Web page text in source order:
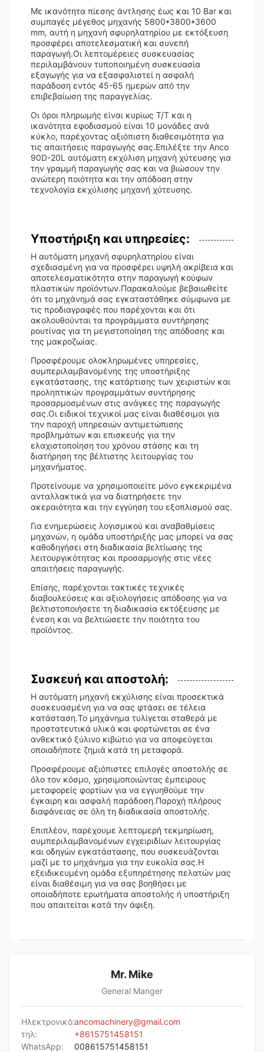
Με ικανότητα πίεσης άντλησης έως και 10 Bar και
συμπαγές μέγεθος μηχανής 5800*3800*3600
mm, αυτή η μηχανή σφυρηλατηρίου με εκτόξευση
προσφέρει αποτελεσματική και συνεπή
παραγωγή.Οι λεπτομέρειες συσκευασίας
περιλαμβάνουν τυποποιημένη συσκευασία
εξαγωγής για να εξασφαλιστεί η ασφαλή
παράδοση εντός 45-65 ημερών από την
επιβεβαίωση της παραγγελίας.
Οι όροι πληρωμής είναι κυρίως T/T και η
ικανότητα εφοδιασμού είναι 10 μονάδες ανά
κύκλο, παρέχοντας αξιόπιστη διαθεσιμότητα για
τις απαιτήσεις παραγωγής σας.Επιλέξτε την Anco
90D-20L αυτόματη εκχύλιση μηχανή χύτευσης για
την γραμμή παραγωγής σας και να βιώσουν την
ανώτερη ποιότητα και την απόδοση στην
τεχνολογία εκχύλισης μηχανή χύτευσης.
Υποστήριξη και υπηρεσίες:
Η αυτόματη μηχανή σφυρηλατηρίου είναι
σχεδιασμένη για να προσφέρει υψηλή ακρίβεια και
αποτελεσματικότητα στην παραγωγή κούφων
πλαστικών προϊόντων.Παρακαλούμε βεβαιωθείτε
ότι το μηχάνημά σας εγκαταστάθηκε σύμφωνα με
τις προδιαγραφές που παρέχονται και ότι
ακολουθούνται τα προγράμματα συντήρησης
ρουτίνας για τη μεγιστοποίηση της απόδοσης και
της μακροζωίας.
Προσφέρουμε ολοκληρωμένες υπηρεσίες,
συμπεριλαμβανομένης της υποστήριξης
εγκατάστασης, της κατάρτισης των χειριστών και
προληπτικών προγραμμάτων συντήρησης
προσαρμοσμένων στις ανάγκες της παραγωγής
σας.Οι ειδικοί τεχνικοί μας είναι διαθέσιμοι για
την παροχή υπηρεσιών αντιμετώπισης
προβλημάτων και επισκευής για την
ελαχιστοποίηση του χρόνου στάσης και τη
διατήρηση της βέλτιστης λειτουργίας του
μηχανήματος.
Προτείνουμε να χρησιμοποιείτε μόνο εγκεκριμένα
ανταλλακτικά για να διατηρήσετε την
ακεραιότητα και την εγγύηση του εξοπλισμού σας.
Για ενημερώσεις λογισμικού και αναβαθμίσεις
μηχανών, η ομάδα υποστήριξής μας μπορεί να σας
καθοδηγήσει στη διαδικασία βελτίωσης της
λειτουργικότητας και προσαρμογής στις νέες
απαιτήσεις παραγωγής.
Επίσης, παρέχονται τακτικές τεχνικές
διαβουλεύσεις και αξιολογήσεις απόδοσης για να
βελτιστοποιήσετε τη διαδικασία εκτόξευσης με
ένεση και να βελτιώσετε την ποιότητα του
προϊόντος.
Συσκευή και αποστολή:
Η αυτόματη μηχανή εκχύλισης είναι προσεκτικά
συσκευασμένη για να σας φτάσει σε τέλεια
κατάσταση.Το μηχάνημα τυλίγεται σταθερά με
προστατευτικά υλικά και φορτώνεται σε ένα
ανθεκτικό ξύλινο κιβώτιο για να αποφεύγεται
οποιαδήποτε ζημιά κατά τη μεταφορά.
Προσφέρουμε αξιόπιστες επιλογές αποστολής σε
όλο τον κόσμο, χρησιμοποιώντας έμπειρους
μεταφορείς φορτίων για να εγγυηθούμε την
έγκαιρη και ασφαλή παράδοση.Παροχή πλήρους
διαφάνειας σε όλη τη διαδικασία αποστολής.
Επιπλέον, παρέχουμε λεπτομερή τεκμηρίωση,
συμπεριλαμβανομένων εγχειριδίων λειτουργίας
και οδηγών εγκατάστασης, που συσκευάζονται
μαζί με το μηχάνημα για την ευκολία σας.Η
εξειδικευμένη ομάδα εξυπηρέτησης πελατών μας
είναι διαθέσιμη για να σας βοηθήσει με
οποιαδήποτε ερωτήματα αποστολής ή υποστήριξη
που απαιτείται κατά την άφιξη.
Mr. Mike
General Manger
Ηλεκτρονικό:ancomachinery@gmail.com
τηλ:
+8615751458151
WhatsApp:
008615751458151